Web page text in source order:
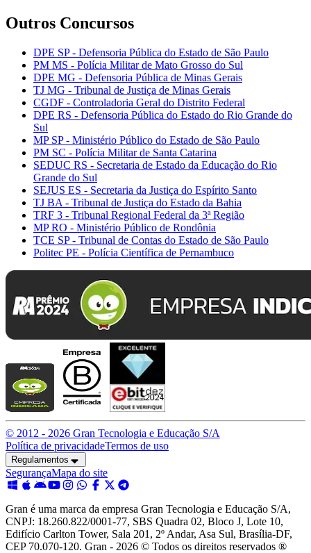
Outros Concursos
DPE SP - Defensoria Pública do Estado de São Paulo
PM MS - Polícia Militar de Mato Grosso do Sul
DPE MG - Defensoria Pública de Minas Gerais
TJ MG - Tribunal de Justiça de Minas Gerais
CGDF - Controladoria Geral do Distrito Federal
DPE RS - Defensoria Pública do Estado do Rio Grande do
Sul
MP SP - Ministério Público do Estado de São Paulo
PM SC - Polícia Militar de Santa Catarina
SEDUC RS - Secretaria de Estado da Educação do Rio
Grande do Sul
SEJUS ES - Secretaria da Justiça do Espírito Santo
TJ BA - Tribunal de Justiça do Estado da Bahia
TRF 3 - Tribunal Regional Federal da 3ª Região
MP RO - Ministério Público de Rondônia
TCE SP - Tribunal de Contas do Estado de São Paulo
Politec PE - Polícia Científica de Pernambuco
© 2012 - 2026 Gran Tecnologia e Educação S/A
Política de privacidadeTermos de uso
Regulamentos
SegurançaMapa do site
Gran é uma marca da empresa Gran Tecnologia e Educação S/A,
CNPJ: 18.260.822/0001-77, SBS Quadra 02, Bloco J, Lote 10,
Edifício Carlton Tower, Sala 201, 2º Andar, Asa Sul, Brasília-DF,
CEP 70.070-120. Gran - 2026 © Todos os direitos reservados ®